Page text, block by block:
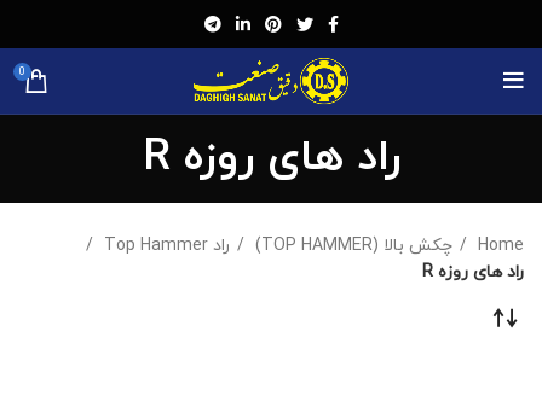
0
راد های روزه R
Home چکش بالا (TOP HAMMER)
راد Top Hammer
راد های روزه R